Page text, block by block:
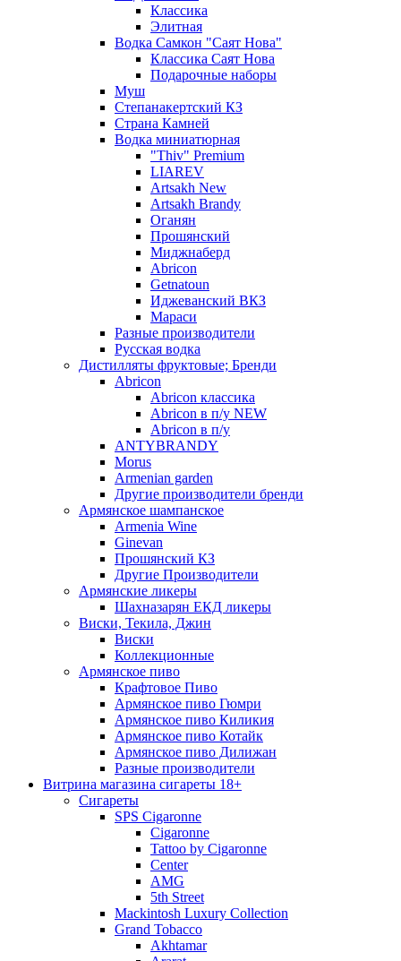
Классика
Элитная
Водка Самкон "Саят Нова"
Классика Саят Нова
Подарочные наборы
Муш
Степанакертский КЗ
Страна Камней
Водка миниатюрная
"Thiv" Premium
LIAREV
Artsakh New
Artsakh Brandy
Оганян
Прошянский
Миджнаберд
Abricon
Getnatoun
Иджеванский ВКЗ
Мараси
Разные производители
Русская водка
Дистилляты фруктовые; Бренди
Abricon
Abricon классика
Abricon в п/у NEW
Abricon в п/у
ANTYBRANDY
Morus
Armenian garden
Другие производители бренди
Армянское шампанское
Armenia Wine
Ginevan
Прошянский КЗ
Другие Производители
Армянские ликеры
Шахназарян ЕКД ликеры
Виски, Текила, Джин
Виски
Коллекционные
Армянское пиво
Крафтовое Пиво
Армянское пиво Гюмри
Армянское пиво Киликия
Армянское пиво Котайк
Армянское пиво Дилижан
Разные производители
Витрина магазина сигареты 18+
Cигареты
SPS Cigaronne
Сigaronne
Tattoo by Cigaronne
Center
AMG
5th Street
Mackintosh Luxury Collection
Grand Tobacco
Akhtamar